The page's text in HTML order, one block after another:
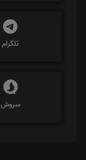
تلگرام
سروش